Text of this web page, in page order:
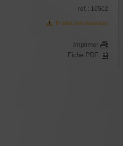
ref. : 10502
Produit non disponible
Imprimer
Fiche PDF